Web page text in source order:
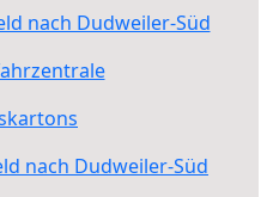
nach Dudweiler-Süd
nach Dudweiler-Süd